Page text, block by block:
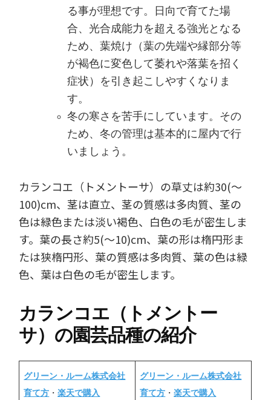
る事が理想です。日向で育てた場
合、光合成能力を超える強光となる
ため、葉焼け（葉の先端や縁部分等
が褐色に変色して萎れや落葉を招く
症状）を引き起こしやすくなりま
す。
冬の寒さを苦手にしています。その
ため、冬の管理は基本的に屋内で行
いましょう。
カランコエ（トメントーサ）の草丈は約30(～
100)cm、茎は直立、茎の質感は多肉質、茎の
色は緑色または淡い褐色、白色の毛が密生しま
す。葉の長さ約5(～10)cm、葉の形は楕円形ま
たは狭楕円形、葉の質感は多肉質、葉の色は緑
色、葉は白色の毛が密生します。
カランコエ（トメントー
サ）の園芸品種の紹介
グリーン・ルーム株式会社
育て方 ・楽天で購入
グリーン・ルーム株式会社
育て方 ・楽天で購入